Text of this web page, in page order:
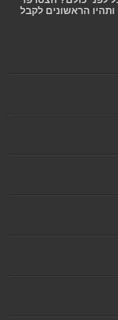
הראשונים לקבל